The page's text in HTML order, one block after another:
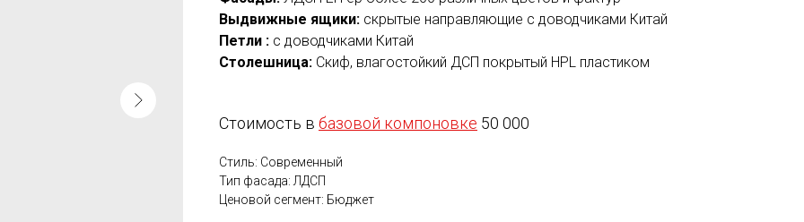
Выдвижные ящики: скрытые направляющие с доводчиками Китай
Петли : с доводчиками Китай
Столешница: Скиф, влагостойкий ДСП покрытый HPL пластиком
Стоимость в базовой компоновке 50 000
Стиль: Современный
Тип фасада: ЛДСП
Ценовой сегмент: Бюджет